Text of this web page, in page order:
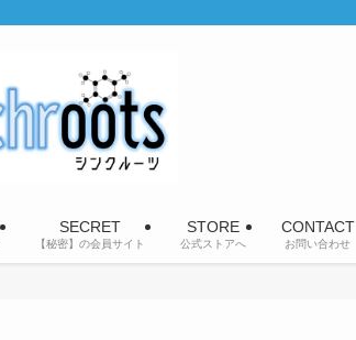
SECRET
【秘密】の会員サイト
STORE
公式ストアへ
CONTACT
お問い合わせ